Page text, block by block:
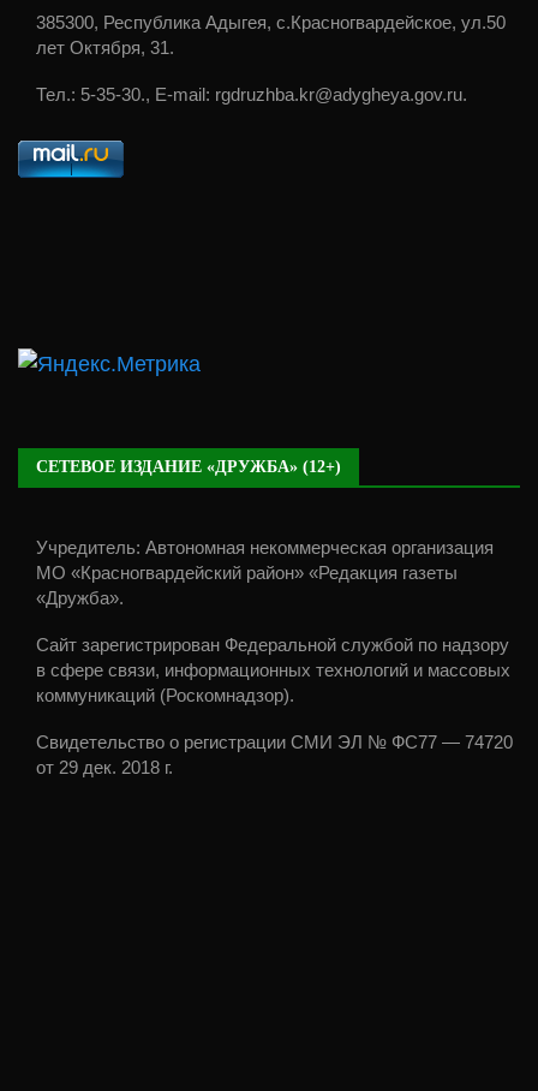
385300, Республика Адыгея, с.Красногвардейское, ул.50
лет Октября, 31.
Тел.: 5-35-30., E-mail: rgdruzhba.kr@adygheya.gov.ru.
СЕТЕВОЕ ИЗДАНИЕ «ДРУЖБА» (12+)
Учредитель: Автономная некоммерческая организация
МО «Красногвардейский район» «Редакция газеты
«Дружба».
Сайт зарегистрирован Федеральной службой по надзору
в сфере связи, информационных технологий и массовых
коммуникаций (Роскомнадзор).
Свидетельство о регистрации СМИ ЭЛ № ФС77 — 74720
от 29 дек. 2018 г.